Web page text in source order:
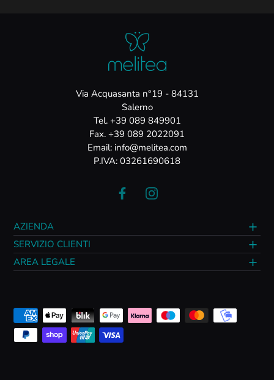
Via Acquasanta n°19 - 84131
Salerno
Tel. +39 089 849901
Fax. +39 089 2022091
Email: info@melitea.com
P.IVA: 03261690618
AZIENDA
SERVIZIO CLIENTI
AREA LEGALE